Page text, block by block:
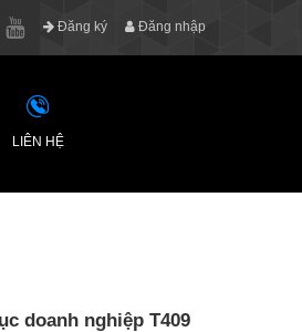
Đăng ký Đăng nhập
LIÊN HỆ
doanh nghiệp T409